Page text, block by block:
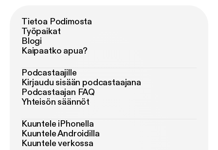
Tietoa Podimosta
Työpaikat
Blogi
Kaipaatko apua?
Podcastaajille
Kirjaudu sisään podcastaajana
Podcastaajan FAQ
Yhteisön säännöt
Kuuntele iPhonella
Kuuntele Androidilla
Kuuntele verkossa